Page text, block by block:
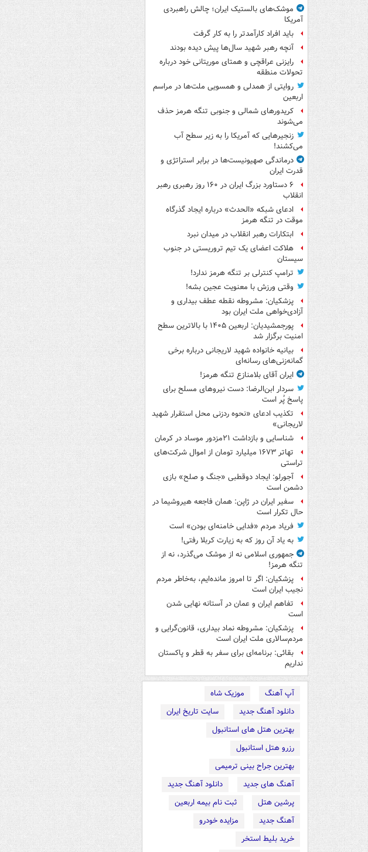
موشک‌های بالستیک ایران؛ چالش راهبردی
آمریکا
باید افراد کارآمدتر را به کار گرفت
آنچه رهبر شهید سال‌ها پیش دیده بودند
رایزنی عراقچی و همتای موریتانی خود درباره
تحولات منطقه
روایتی از همدلی و همسویی ملت‌ها در مراسم
اربعین
کریدورهای شمالی و جنوبی تنگه هرمز حذف
می‌شوند
زنجیرهایی که آمریکا را به زیر سطح آب
می‌کشند!
درماندگی صهیونیست‌ها در برابر استراتژی و
قدرت ایران
۶ دستاورد بزرگ ایران در ۱۶۰ روز رهبری رهبر
انقلاب
ادعای شبکه «الحدث» درباره ایجاد گذرگاه
موقت در تنگه هرمز
ابتکارات رهبر انقلاب در میدان نبرد
هلاکت اعضای یک تیم تروریستی در جنوب
سیستان
ترامپ کنترلی بر تنگه هرمز ندارد!
وقتی ورزش با معنویت عجین بشه!
پزشکیان: مشروطه نقطه عطف بیداری و
آزادی‌خواهی ملت ایران بود
پورجمشیدیان: اربعین ۱۴۰۵ با بالاترین سطح
امنیت برگزار شد
بیانیه خانواده شهید لاریجانی درباره برخی
گمانه‌زنی‌های رسانه‌ای
ایران آقای بلامنازع تنگه هرمز!
سردار ابن‌الرضا: دست نیروهای مسلح برای
پاسخ پُر است
تکذیب ادعای «نحوه ردزنی محل استقرار شهید
لاریجانی»
شناسایی و بازداشت ۲۱مزدور موساد در کرمان
تهاتر ۱۶۷۳ میلیارد تومان از اموال شرکت‌های
تراستی
آجورلو: ایجاد دوقطبی «جنگ و صلح‌» بازی
دشمن است
سفیر ایران در ژاپن: همان فاجعه هیروشیما در
حال تکرار است
فریاد مردم «فدایی خامنه‌ای بودن» است
به یاد آن روز که به زیارت کربلا رفتی!
جمهوری اسلامی نه از موشک می‌گذرد، نه از
تنگه هرمز!
پزشکیان: اگر تا امروز مانده‌ایم، به‌خاطر مردم
نجیب ایران است
تفاهم ایران و عمان در آستانه نهایی شدن
است
پزشکیان: مشروطه نماد بیداری، قانون‌گرایی و
مردم‌سالاری ملت ایران است
بقائی: برنامه‌ای برای سفر به قطر و پاکستان
نداریم
آپ آهنگ
موزیک شاه
دانلود آهنگ جدید
سایت تاریخ ایران
بهترین هتل های استانبول
رزرو هتل استانبول
بهترین جراح بینی ترمیمی
آهنگ های جدید
دانلود آهنگ جدید
پرشین هتل
ثبت نام بیمه اربعین
آهنگ جدید
مزایده خودرو
خرید بلیط استخر